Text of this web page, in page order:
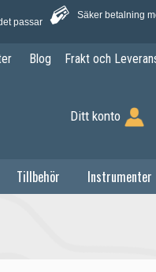
passar
Säker betalning
Blog Frakt och
Ditt konto
Tillbehör Instrumenter